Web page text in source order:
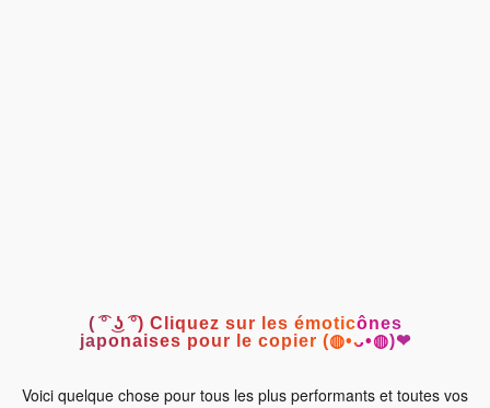
( ͡° ͜ʖ ͡°) Cliquez sur les émoticônes
japonaises pour le copier (◍•ᴗ•◍)❤
Voici quelque chose pour tous les plus performants et toutes vos